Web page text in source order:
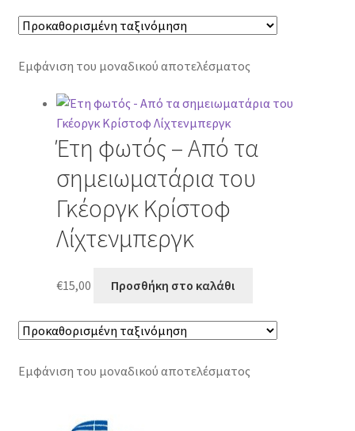
Εμφάνιση του μοναδικού αποτελέσματος
Έτη φωτός – Από τα
σημειωματάρια του
Γκέοργκ Κρίστοφ
Λίχτενμπεργκ
€15,00 Προσθήκη στο καλάθι
Εμφάνιση του μοναδικού αποτελέσματος